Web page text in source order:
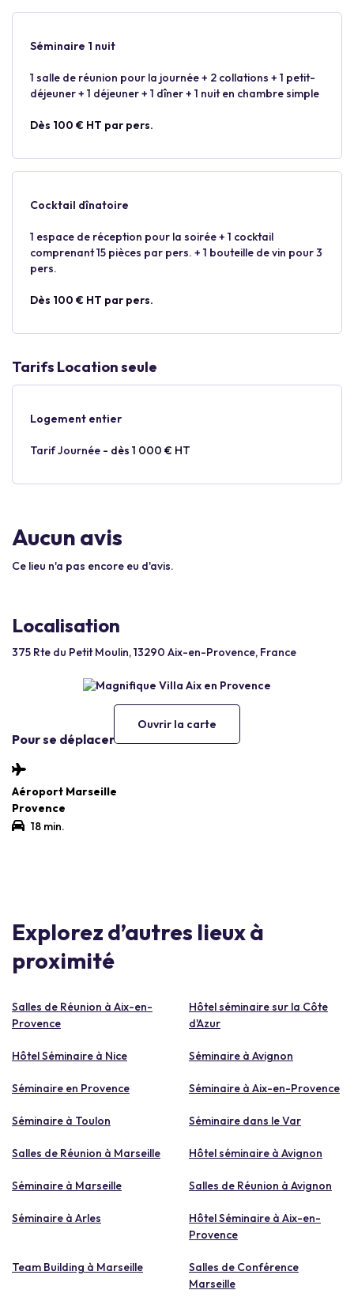
Séminaire 1 nuit
1 salle de réunion pour la journée + 2 collations + 1 petit-
déjeuner + 1 déjeuner + 1 dîner + 1 nuit en chambre simple
Dès 100 € HT par pers.
Cocktail dînatoire
1 espace de réception pour la soirée + 1 cocktail
comprenant 15 pièces par pers. + 1 bouteille de vin pour 3
pers.
Dès 100 € HT par pers.
Tarifs Location seule
Logement entier
Tarif Journée - dès 1 000 € HT
Aucun avis
Ce lieu n'a pas encore eu d'avis.
Localisation
375 Rte du Petit Moulin, 13290 Aix-en-Provence, France
Ouvrir la carte
Pour se déplacer
Aéroport Marseille
Provence
18 min.
Explorez d’autres lieux à
proximité
Salles de Réunion à Aix-en-
Provence
Hôtel séminaire sur la Côte
d'Azur
Hôtel Séminaire à Nice Séminaire à Avignon
Séminaire en Provence Séminaire à Aix-en-Provence
Séminaire à Toulon Séminaire dans le Var
Salles de Réunion à Marseille Hôtel séminaire à Avignon
Séminaire à Marseille Salles de Réunion à Avignon
Séminaire à Arles
Hôtel Séminaire à Aix-en-
Provence
Team Building à Marseille
Salles de Conférence
Marseille